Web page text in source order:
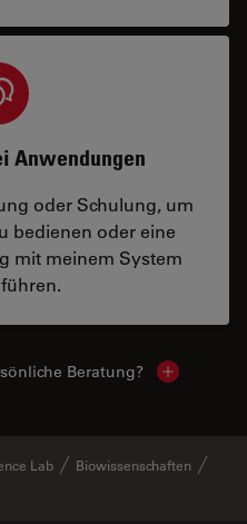
Anwendungen
oder Schulung, um
bedienen oder eine
mit meinem System
Beratung? Show
Lab
Biowissenschaften